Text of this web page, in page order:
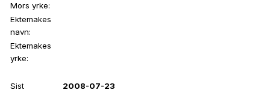
Mors yrke:
Ektemakes
navn:
Ektemakes
yrke:
Sist
2008-07-23